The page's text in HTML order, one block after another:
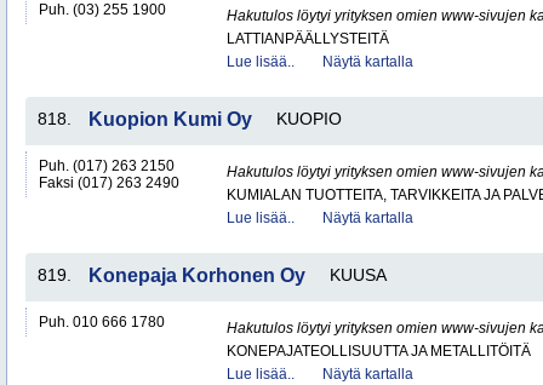
Puh. (03) 255 1900
Hakutulos löytyi yrityksen omien www-sivujen
LATTIANPÄÄLLYSTEITÄ
Lue lisää..
Näytä kartalla
818. Kuopion Kumi Oy KUOPIO
Puh. (017) 263 2150
Faksi (017) 263 2490
Hakutulos löytyi yrityksen omien www-sivujen
KUMIALAN TUOTTEITA, TARVIKKEITA JA
Lue lisää..
Näytä kartalla
819. Konepaja Korhonen Oy KUUSA
Puh. 010 666 1780
Hakutulos löytyi yrityksen omien www-sivujen
KONEPAJATEOLLISUUTTA JA METALLITÖITÄ
Lue lisää..
Näytä kartalla